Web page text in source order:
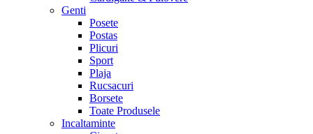
Genti
Posete
Postas
Plicuri
Sport
Plaja
Rucsacuri
Borsete
Toate Produsele
Incaltaminte